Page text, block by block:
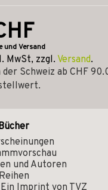
und Versand
MwSt, zzgl. Versand.
Schweiz ab CHF
und Autoren
Reihen
Ein Imprint von TVZ